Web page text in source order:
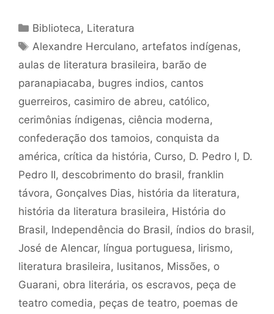
Categorias
Biblioteca, Literatura
Tags
Alexandre Herculano, artefatos indígenas,
aulas de literatura brasileira, barão de
paranapiacaba, bugres indios, cantos
guerreiros, casimiro de abreu, católico,
cerimônias índigenas, ciência moderna,
confederação dos tamoios, conquista da
américa, crítica da história, Curso, D. Pedro I, D.
Pedro II, descobrimento do brasil, franklin
távora, Gonçalves Dias, história da literatura,
história da literatura brasileira, História do
Brasil, Independência do Brasil, índios do brasil,
José de Alencar, língua portuguesa, lirismo,
literatura brasileira, lusitanos, Missões, o
Guarani, obra literária, os escravos, peça de
teatro comedia, peças de teatro, poemas de